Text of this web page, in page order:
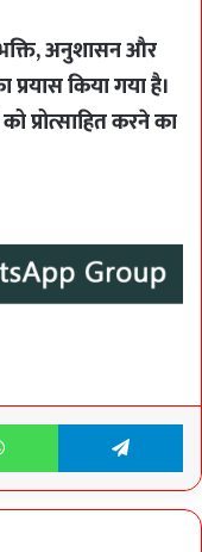
अनुशासन और
किया गया है।
प्रोत्साहित करने का
WhatsApp